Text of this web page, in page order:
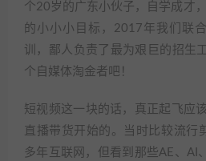
个20岁的广东小伙子，自学成才
的小小小目标，2017年我们联
训，鄙人负责了最为艰巨的招生
个自媒体淘金者吧！
短视频这一块的话，真正起飞应
直播带货开始的。当时比较流行
多年互联网，但看到那些AE、AI